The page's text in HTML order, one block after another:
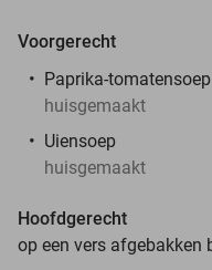
Voorgerecht
Paprika-tomatensoep
huisgemaakt
Uiensoep
huisgemaakt
Hoofdgerecht
op een vers